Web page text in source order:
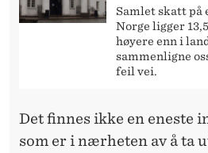
Samlet skatt på
Norge ligger
høyere enn i
sammenligne
feil vei.
Det finnes ikke en eneste
som er i nærheten av å ta